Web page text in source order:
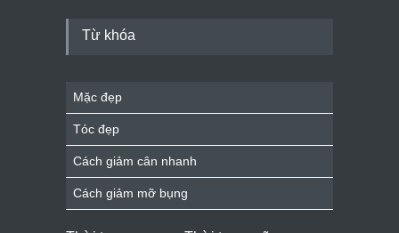
Từ khóa
Mặc đẹp
Tóc đẹp
Cách giảm cân nhanh
Cách giảm mỡ bụng